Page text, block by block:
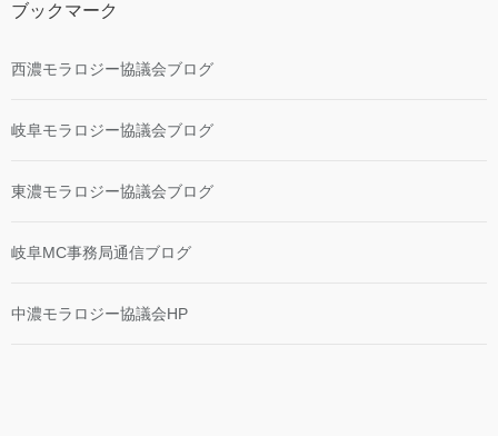
ブックマーク
西濃モラロジー協議会ブログ
岐阜モラロジー協議会ブログ
東濃モラロジー協議会ブログ
岐阜MC事務局通信ブログ
中濃モラロジー協議会HP